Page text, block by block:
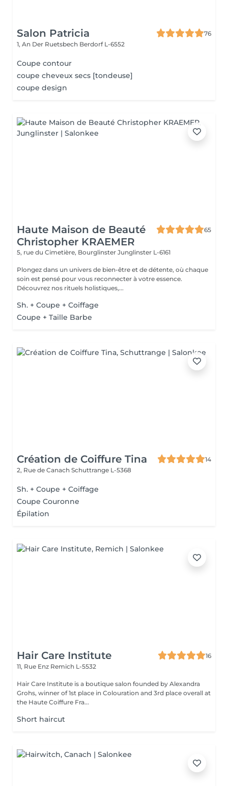
Salon Patricia
76
1, An Der Ruetsbech Berdorf L-6552
Coupe contour
coupe cheveux secs [tondeuse]
coupe design
Haute Maison de Beauté
Christopher KRAEMER
65
5, rue du Cimetière, Bourglinster Junglinster L-6161
Plongez dans un univers de bien-être et de détente, où chaque
soin est pensé pour vous reconnecter à votre essence.
Découvrez nos rituels holistiques,...
Sh. + Coupe + Coiffage
Coupe + Taille Barbe
Création de Coiffure Tina
14
2, Rue de Canach Schuttrange L-5368
Sh. + Coupe + Coiffage
Coupe Couronne
Épilation
Hair Care Institute
16
11, Rue Enz Remich L-5532
Hair Care Institute is a boutique salon founded by Alexandra
Grohs, winner of 1st place in Colouration and 3rd place overall at
the Haute Coiffure Fra...
Short haircut